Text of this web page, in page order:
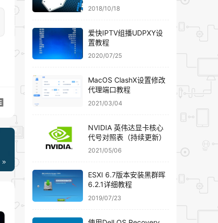
2018/10/18
爱快IPTV组播UDPXY设
置教程
2020/07/25
MacOS ClashX设置修改
代理端口教程
2021/03/04
NVIDIA 英伟达显卡核心
代号对照表（持续更新）
2021/05/06
ESXI 6.7版本安装黑群晖
6.2.1详细教程
2019/07/23